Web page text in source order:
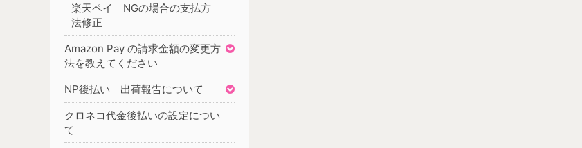
楽天ペイ NGの場合の支払方
法修正
Amazon Pay の請求金額の変更方
法を教えてください
NP後払い 出荷報告について
クロネコ代金後払いの設定につい
て